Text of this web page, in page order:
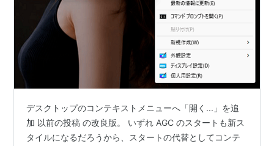
デスクトップのコンテキストメニューへ「開く...」を追
加 以前の投稿 の改良版。 いずれ AGC のスタートも新ス
タイルになるだろうから、スタートの代替としてコンテ